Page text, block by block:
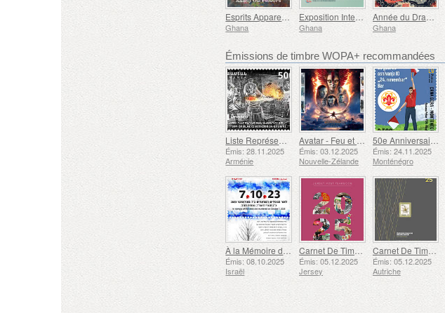
Esprits Apparentés Parmi les Fleurs
Ghana
Exposition Internationale de Timbres de Shanghai
Ghana
Année du Dragon
Ghana
Émissions de timbre WOPA+ recommandées
Liste Représentative du Patrimoine Culturel Immatériel de l'humanité de l'UNESCO - Tradition de la Forge à Gyumri
Émis: 28.11.2025
Arménie
Avatar - Feu et Cendres
Émis: 03.12.2025
Nouvelle-Zélande
50e Anniversaire de la Fondation du Bar Scout du 24 Novembre
Émis: 24.11.2025
Monténégro
À la Mémoire des Morts et des Assassinés le 7 Octobre 2023
Émis: 08.10.2025
Israël
Carnet De Timbres
Émis: 05.12.2025
Jersey
Carnet De Timbres
Émis: 05.12.2025
Autriche